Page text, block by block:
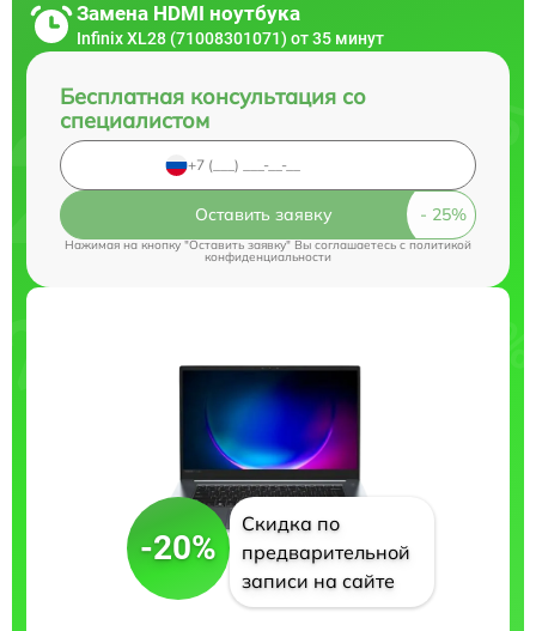
Замена HDMI ноутбука
Infinix XL28 (71008301071) от 35 минут
Бесплатная консультация со
специалистом
Оставить заявку
Нажимая на кнопку "Оставить заявку" Вы соглашаетесь cполитикой
конфиденциальности
-20%
Скидка по
предварительной
записи на сайте